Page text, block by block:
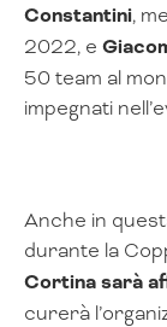
Constantini,
2022, e
50 team al
impegnati
Anche in
durante la
Cortina sarà
curerà